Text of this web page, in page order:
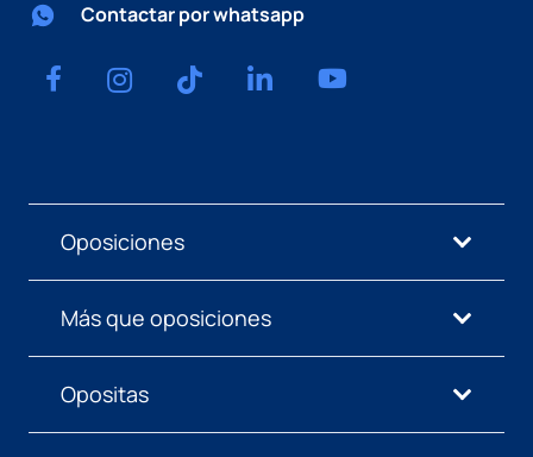
Contactar por whatsapp
Oposiciones
Más que oposiciones
Opositas